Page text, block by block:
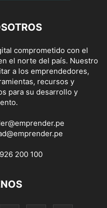
comprometido con el
el norte del país. Nuestro
a los emprendedores,
recursos y
para su desarrollo y
200 100